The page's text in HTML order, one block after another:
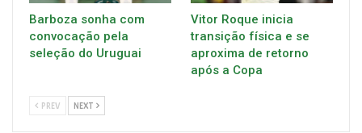
Barboza sonha com
convocação pela
seleção do Uruguai
Vitor Roque inicia
transição física e se
aproxima de retorno
após a Copa
PREV NEXT